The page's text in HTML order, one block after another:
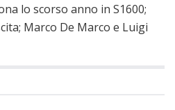
lo scorso anno in S1600;
Marco De Marco e Luigi